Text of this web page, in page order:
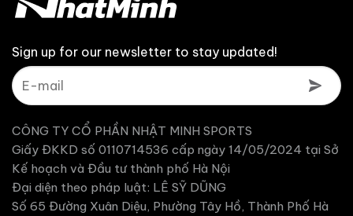
Sign up for our newsletter to stay updated!
CÔNG TY CỔ PHẦN NHẬT MINH SPORTS
Giấy ĐKKD số 0110714536 cấp ngày 14/05/2024 tại Sở
Kế hoạch và Đầu tư thành phố Hà Nội
Đại diện theo pháp luật: LÊ SỸ DŨNG
Số 65 Đường Xuân Diệu, Phường Tây Hồ, Thành Phố Hà